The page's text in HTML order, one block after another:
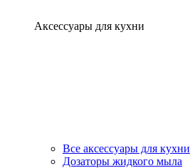
Аксессуары для кухни
Все аксессуары для кухни
Дозаторы жидкого мыла